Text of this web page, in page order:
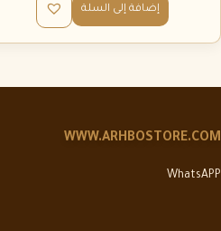
إضافة إلى السلة
WWW.ARHBOSTORE.COM
WhatsAPP